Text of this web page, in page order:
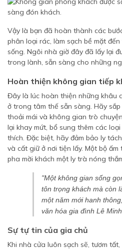
Vậy là bạn đã hoàn thành các
phân loại rác, làm sạch bề mặt
sống. Ngôi nhà giờ đây đã lấy lại
trong lành, sẵn sàng cho những
Hoàn thiện không gian tiếp
Đây là lúc hoàn thiện những khâu
ở trong tâm thế sẵn sàng. Hãy
thoải mái và không gian trò
lại khay mứt, bổ sung thêm các
thích. Đặc biệt, hãy đảm bảo ly
và cất giữ ở nơi tiện lấy. Một bộ
pha mời khách một ly trà nóng
"Một không gian sống
tôn trọng khách mà còn
một năm mới hanh
văn hóa gia đình Lê
Sự tự tin của gia chủ
Khi nhà cửa luôn sạch sẽ, tươm